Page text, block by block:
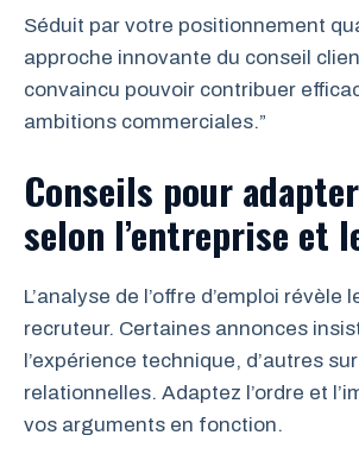
Séduit par votre positionnement
approche innovante du conseil
convaincu pouvoir contribuer
ambitions commerciales.”
Conseils pour
selon l’entreprise et
L’analyse de l’offre d’emploi révèle
recruteur. Certaines annonces
l’expérience technique, d’autres
relationnelles. Adaptez l’ordre et
vos arguments en fonction.